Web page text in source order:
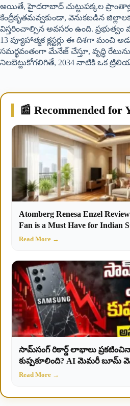
అయితే, హైదరాబాద్ చుట్టుపక్కల
కేంద్రీకృతమవ్వకుండా, వెనుకబడిన
విస్తరించాల్సిన అవసరం ఉంది. ప్రభుత్వం
13 వ్యూహాత్మక క్లస్టర్లు ఈ దిశగా మంచి
సమర్థవంతంగా మేనేజ్ చేస్తూ, వృద్ధి
నిలబెట్టుకోగలిగితే, 2034 నాటికి ఒక
📰 Recommended for
Atomberg Renesa Enzel
Fan is a Must Have for Indian
Read More →
సామ్‌సంగ్ రికార్డ్ లాభాలు ప్రకటించినా
కుప్పకూలింది? AI మెమరీ బూమ్
Read More →